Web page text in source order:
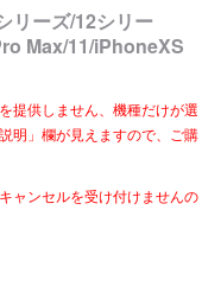
リーズ/12シリー
Max/11/iPhoneXS
提供しません、機種だけが選
明」欄が見えますので、ご購
ャンセルを受け付けませんの